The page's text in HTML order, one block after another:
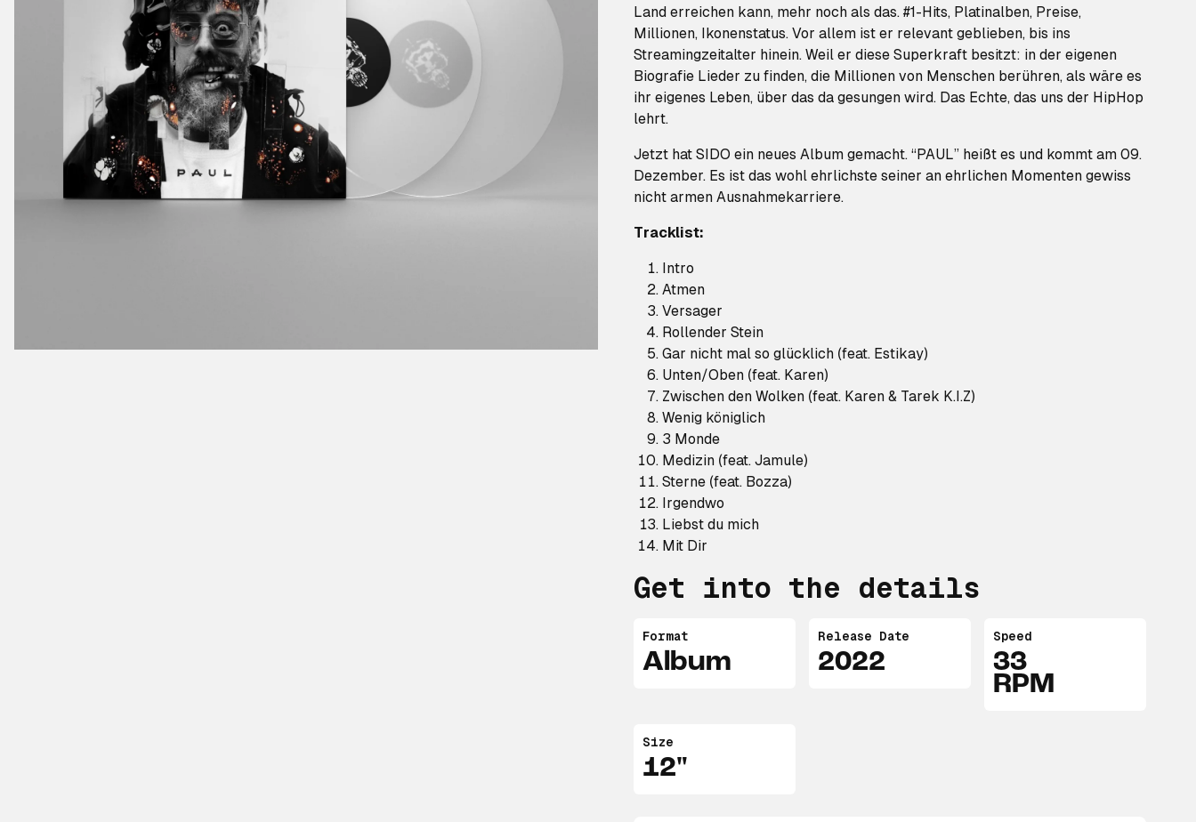
Land erreichen kann, mehr noch als das. #1-Hits, Platinalben, Preise,
Millionen, Ikonenstatus. Vor allem ist er relevant geblieben, bis ins
Streamingzeitalter hinein. Weil er diese Superkraft besitzt: in der eigenen
Biografie Lieder zu finden, die Millionen von Menschen berühren, als wäre es
ihr eigenes Leben, über das da gesungen wird. Das Echte, das uns der HipHop
lehrt.
Jetzt hat SIDO ein neues Album gemacht. “PAUL” heißt es und kommt am 09.
Dezember. Es ist das wohl ehrlichste seiner an ehrlichen Momenten gewiss
nicht armen Ausnahmekarriere.
Tracklist:
Intro
Atmen
Versager
Rollender Stein
Gar nicht mal so glücklich (feat. Estikay)
Unten/Oben (feat. Karen)
Zwischen den Wolken (feat. Karen & Tarek K.I.Z)
Wenig königlich
3 Monde
Medizin (feat. Jamule)
Sterne (feat. Bozza)
Irgendwo
Liebst du mich
Mit Dir
Get into the details
Format
Album
Release Date
2022
Speed
33
RPM
Size
12"